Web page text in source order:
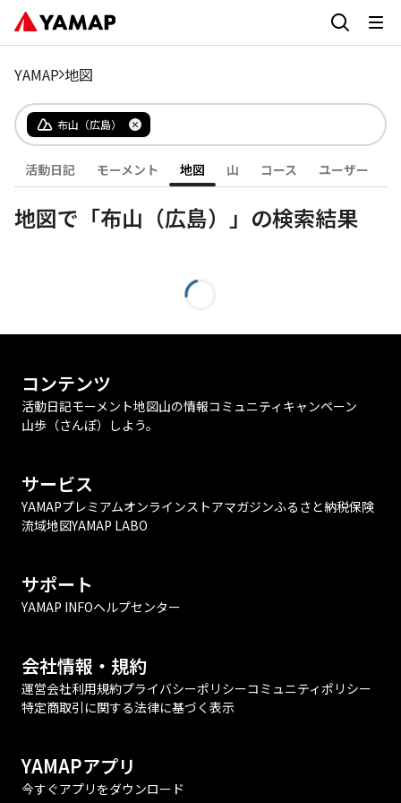
YAMAP 地図
布山（広島）
活動日記 モーメント 地図 山 コース ユーザー
地図で「布山（広島）」の検索結果
コンテンツ
活動日記モーメント地図山の情報コミュニティ キャンペーン
山歩（さんぽ）しよう。
サービス
YAMAPプレミアムオンラインストアマガジンふるさと納税保険
流域地図YAMAP LABO
サポート
YAMAP INFOヘルプセンター
会社情報・規約
運営会社利用規約プライバシーポリシーコミュニティポリシー
特定商取引に関する法律に基づく表示
YAMAPアプリ
今すぐアプリをダウンロード